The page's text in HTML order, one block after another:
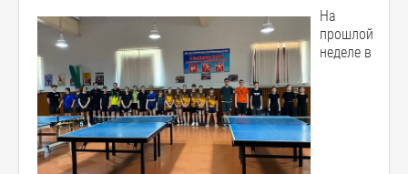
На
прошлой
неделе в